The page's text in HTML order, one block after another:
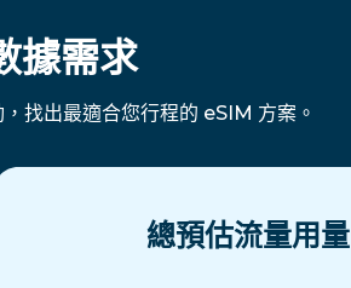
據需求
找出最適合您行程的 eSIM 方案。
總預估流量用量